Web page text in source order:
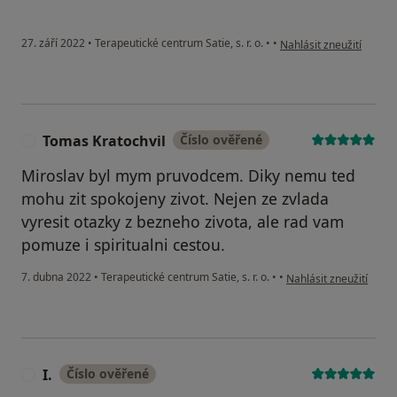
27. září 2022 • Terapeutické centrum Satie, s. r. o. • • podle názoru uživatele
Nahlásit zneužití
Tomas Kratochvil Číslo ověřené
Miroslav byl mym pruvodcem. Diky nemu ted
mohu zit spokojeny zivot. Nejen ze zvlada
vyresit otazky z bezneho zivota, ale rad vam
pomuze i spiritualni cestou.
7. dubna 2022 • Terapeutické centrum Satie, s. r. o. • • podle názoru
Nahlásit zneužití
I. Číslo ověřené